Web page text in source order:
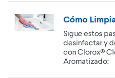
Cómo
Sigue estos
desinfectar y
con Clorox®
Aromatizado: